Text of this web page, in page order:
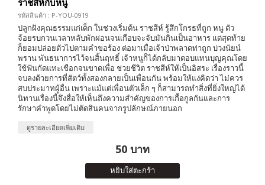
รหัสสินค้า : P-YOU-0919
ปลูกฝังคุณธรรมแก่เด็ก ในช่วงเริ่มต้น ราชสีห์ รู้สึกโกรธที่ถูก หนู ตัว
จ้อยรบกวนเวลาหลับพักผ่อนจนเกือบจะจับมันกินเป็นอาหาร แต่สุดท้าย
ก็ยอมปล่อยตัวไปตามคำขอร้อง ต่อมาเมื่อเจ้าป่าพลาดท่าถูก บ่วงนัยน์
พราน พันธนาการไว้จนสิ้นฤทธิ์ เจ้าหนูก็ได้กลับมาตอบแทนบุญคุณโดย
ใช้ฟันกัดแทะเชือกจนขาดเพื่อ ช่วยชีวิต ราชสีห์ให้เป็นอิสระ เรื่องราวนี้
จบลงด้วยการที่สัตว์ทั้งสองกลายเป็นเพื่อนกัน พร้อมให้แง่คิดว่า ไม่ควร
สบประมาทผู้อื่น เพราะแม้แต่เพื่อนตัวเล็ก ๆ ก็สามารถทำสิ่งที่ยิ่งใหญ่ได้
นิทานเรื่องนี้จึงสื่อให้เห็นถึงความสำคัญของการเกื้อกูลกันและการ
รักษาคำพูดโดยไม่ตัดสินคนจากรูปลักษณ์ภายนอก
ดูรายละเอียดเพิ่มเติม
50 บาท
หยิบใส่ตะกร้า